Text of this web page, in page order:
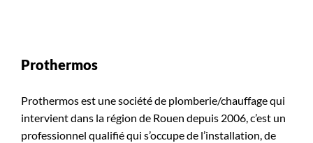
Prothermos
Prothermos est une société de plomberie/chauffage qui
intervient dans la région de Rouen depuis 2006, c’est un
professionnel qualifié qui s’occupe de l’installation, de